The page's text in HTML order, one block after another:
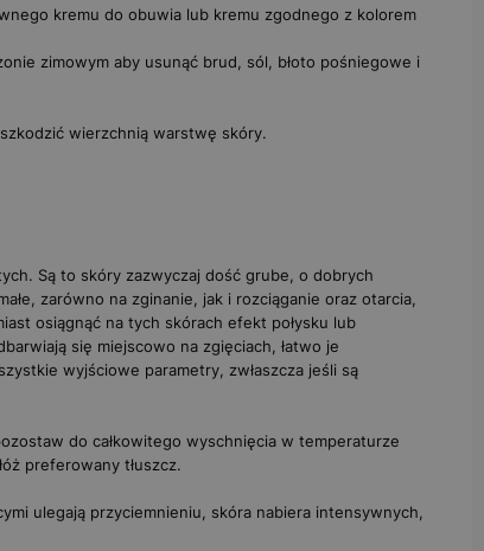
kremu do obuwia lub kremu zgodnego z kolorem
zimowym aby usunąć brud, sól, błoto pośniegowe i
wierzchnią warstwę skóry.
Są to skóry zazwyczaj dość grube, o dobrych
zarówno na zginanie, jak i rozciąganie oraz otarcia,
osiągnąć na tych skórach efekt połysku lub
się miejscowo na zgięciach, łatwo je
wyjściowe parametry, zwłaszcza jeśli są
do całkowitego wyschnięcia w temperaturze
preferowany tłuszcz.
ulegają przyciemnieniu, skóra nabiera intensywnych,